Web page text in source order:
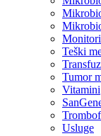
Teški
Tumor
Vitamini
Usluge